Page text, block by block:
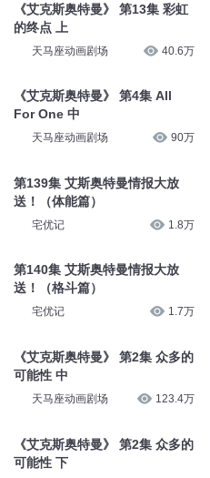
《艾克斯奥特曼》 第13集 彩虹
的终点 上
天马座动画剧场 40.6万
《艾克斯奥特曼》 第4集 All
For One 中
天马座动画剧场 90万
第139集 艾斯奥特曼情报大放
送！（体能篇）
宅优记 1.8万
第140集 艾斯奥特曼情报大放
送！（格斗篇）
宅优记 1.7万
《艾克斯奥特曼》 第2集 众多的
可能性 中
天马座动画剧场 123.4万
《艾克斯奥特曼》 第2集 众多的
可能性 下